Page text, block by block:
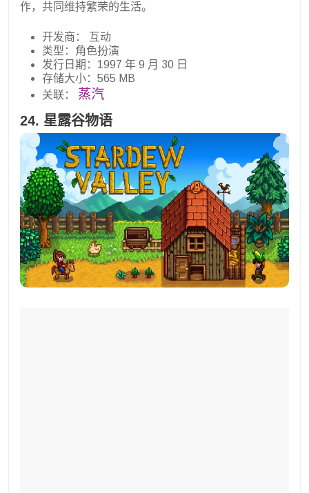
作，共同维持繁荣的生活。
开发商： 互动
类型：角色扮演
发行日期：1997 年 9 月 30 日
存储大小：565 MB
关联： 蒸汽
24. 星露谷物语